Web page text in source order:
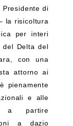
Presidente di
la risicoltura
per interi
del Delta del
con una
attorno ai
pienamente
e alle
a partire
a dazio